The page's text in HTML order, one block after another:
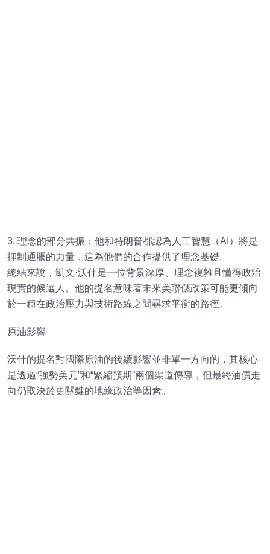
3. 理念的部分共振：他和特朗普都認為人工智慧（AI）將是
抑制通脹的力量，這為他們的合作提供了理念基礎。
總結來說，凱文·沃什是一位背景深厚、理念複雜且懂得政治
現實的候選人。他的提名意味著未來美聯儲政策可能更傾向
於一種在政治壓力與技術路線之間尋求平衡的路徑。
原油影響
沃什的提名對國際原油的後續影響並非單一方向的，其核心
是透過“強勢美元”和“緊縮預期”兩個渠道傳導，但最終油價走
向仍取決於更關鍵的地緣政治等因素。